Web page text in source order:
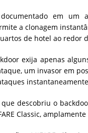
em um
a clonagem
de hotel ao redor
exija apenas
um invasor em
descobriu o
Classic,